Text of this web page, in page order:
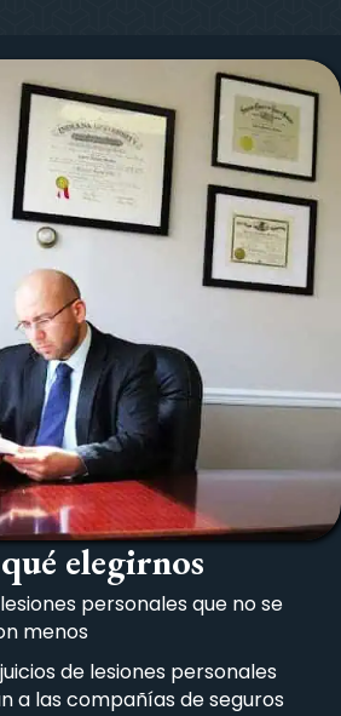
elegirnos
personales que no se
menos
de lesiones personales
a las compañías de seguros